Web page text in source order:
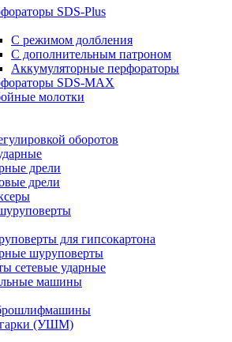
SDS-Plus
С режимом долбления
С дополнительным патроном
Аккумуляторные перфораторы
SDS-MAX
молотки
оборотов
дрели
дрели
для гипсокартона
шуруповерты
сетевые ударные
машины
(УШМ)